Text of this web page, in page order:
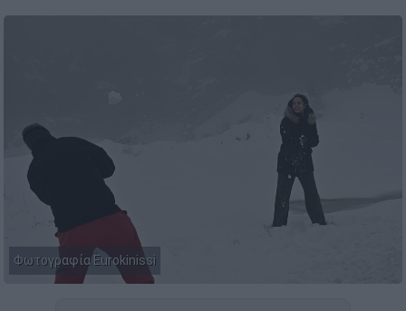
Φωτογραφία Εurokinissi